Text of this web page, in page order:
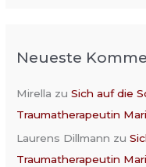
Neueste
Mirella zuSich auf die
Traumatherapeutin
Laurens Dillmann zu
Traumatherapeutin